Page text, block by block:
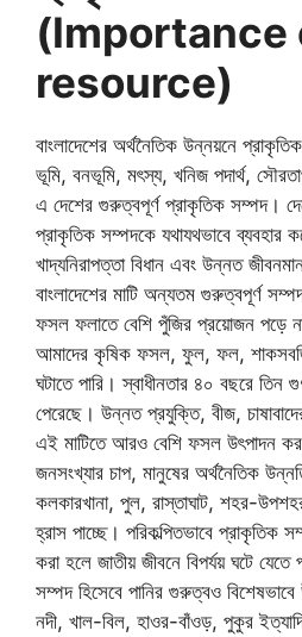
(Importance
resource)
বাংলাদেশের অর্থনৈতিক উন্নয়নে
ভূমি, বনভূমি, মৎস্য, খনিজ পদার্থ,
এ দেশের গুরুত্বপূর্ণ প্রাকৃতিক সম্পদ।
প্রাকৃতিক সম্পদকে যথাযথভাবে ব্যবহার
খাদ্যনিরাপত্তা বিধান এবং উন্নত
বাংলাদেশের মাটি অন্যতম গুরুত্বপূর্ণ
ফসল ফলাতে বেশি পুঁজির প্রয়োজন পড়ে
আমাদের কৃষিক ফসল, ফুল, ফল,
ঘটাতে পারি। স্বাধীনতার ৪০ বছরে তিন
পেরেছে। উন্নত প্রযুক্তি, বীজ,
এই মাটিতে আরও বেশি ফসল উৎপাদন
জনসংখ্যার চাপ, মানুষের অর্থনৈতিক
কলকারখানা, পুল, রাস্তাঘাট, শহর-উপশহর
হ্রাস পাচ্ছে। পরিকল্পিতভাবে প্রাকৃতিক
করা হলে জাতীয় জীবনে বিপর্যয় ঘটে যেতে
সম্পদ হিসেবে পানির গুরুত্বও
নদী, খাল-বিল, হাওর-বাঁওড়, পুকুর